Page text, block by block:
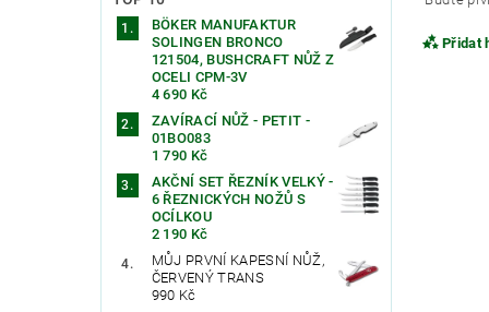
BÖKER MANUFAKTUR
SOLINGEN BRONCO
121504, BUSHCRAFT NŮŽ Z
OCELI CPM-3V
4 690 Kč
ZAVÍRACÍ NŮŽ - PETIT -
01BO083
1 790 Kč
AKČNÍ SET ŘEZNÍK VELKÝ -
6 ŘEZNICKÝCH NOŽŮ S
OCÍLKOU
2 190 Kč
MŮJ PRVNÍ KAPESNÍ NŮŽ,
ČERVENÝ TRANS
990 Kč
Přidat